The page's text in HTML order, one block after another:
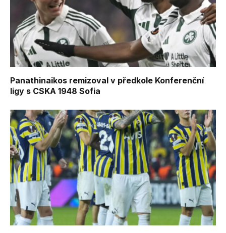
Panathinaikos remizoval v předkole Konferenční
ligy s CSKA 1948 Sofia